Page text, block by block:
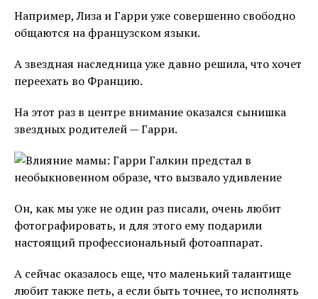
Например, Лиза и Гарри уже совершенно свободно
общаются на французском языки.
А звездная наследница уже давно решила, что хочет
переехать во Францию.
На этот раз в центре внимание оказался сынишка
звездных родителей — Гарри.
Он, как мы уже не один раз писали, очень любит
фотографировать, и для этого ему подарили
настоящий профессиональный фотоаппарат.
А сейчас оказалось еще, что маленький талантище
любит также петь, а если быть точнее, то исполнять